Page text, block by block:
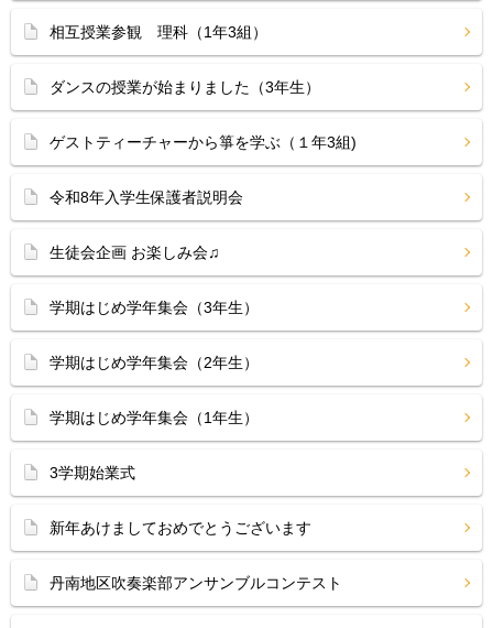
相互授業参観 理科（1年3組）
ダンスの授業が始まりました（3年生）
ゲストティーチャーから箏を学ぶ（１年3組)
令和8年入学生保護者説明会
生徒会企画 お楽しみ会♫
学期はじめ学年集会（3年生）
学期はじめ学年集会（2年生）
学期はじめ学年集会（1年生）
3学期始業式
新年あけましておめでとうございます
丹南地区吹奏楽部アンサンブルコンテスト